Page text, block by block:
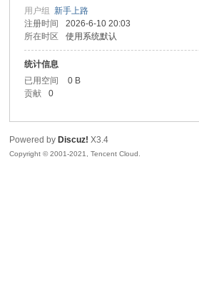
uz!
用户组新手上路
注册时间
2026-6-10 20:03
所在时区
使用系统默认
统计信息
已用空间
0 B
贡献
0
Powered by Discuz! X3.4
Copyright © 2001-2021, Tencent Cloud.